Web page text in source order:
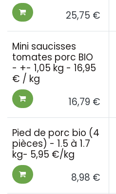
25,75 €
Mini saucisses
tomates porc BIO
- +- 1,05 kg - 16,95
€ / kg
16,79 €
Pied de porc bio (4
pièces) - 1.5 à 1.7
kg- 5,95 €/kg
8,98 €